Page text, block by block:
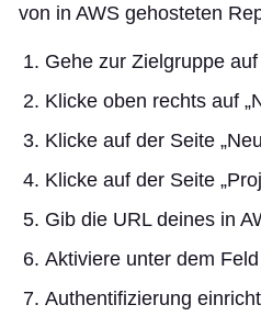
von in AWS gehosteten
Gehe zur Zielgruppe
Klicke oben rechts auf
Klicke auf der Seite
Klicke auf der Seite
Gib die URL deines in
Aktiviere unter dem
Authentifizierung